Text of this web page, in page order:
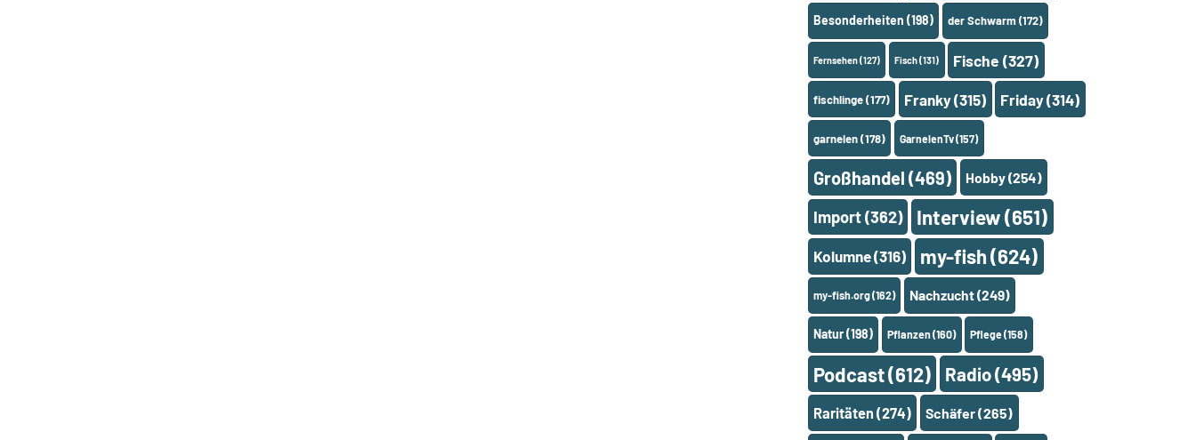
Besonderheiten (198) der Schwarm(172)
Fernsehen(127) Fisch(131) Fische (327)
fischlinge(177) Franky(315) Friday(314)
garnelen(178) GarnelenTv(157)
Großhandel (469) Hobby(254)
Import(362) Interview(651)
Kolumne(316) my-fish(624)
my-fish.org(162) Nachzucht(249)
Natur(198) Pflanzen(160) Pflege(158)
Podcast(612) Radio(495)
Raritäten (274) Schäfer(265)